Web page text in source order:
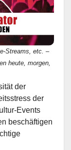
Streams, etc. –
heute, morgen,
der
der
Events
beschäftigen